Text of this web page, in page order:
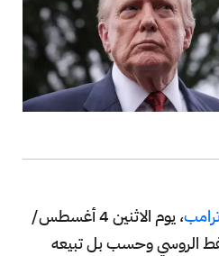
، يوم الاثنين 4 أغسطس/
الروسي وحسب بل تبيعه